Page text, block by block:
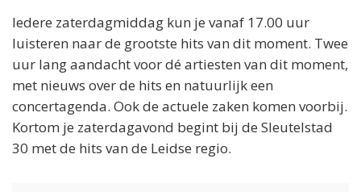
Iedere zaterdagmiddag kun je vanaf 17.00 uur
luisteren naar de grootste hits van dit moment. Twee
uur lang aandacht voor dé artiesten van dit moment,
met nieuws over de hits en natuurlijk een
concertagenda. Ook de actuele zaken komen voorbij.
Kortom je zaterdagavond begint bij de Sleutelstad
30 met de hits van de Leidse regio.